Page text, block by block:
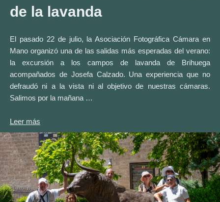
de la lavanda
El pasado 22 de julio, la Asociación Fotográfica Cámara en
Mano organizó una de las salidas más esperadas del verano:
la excursión a los campos de lavanda de Brihuega
acompañados de Josefa Calzado. Una experiencia que no
defraudó ni a la vista ni al objetivo de nuestras cámaras.
Salimos por la mañana …
Leer más